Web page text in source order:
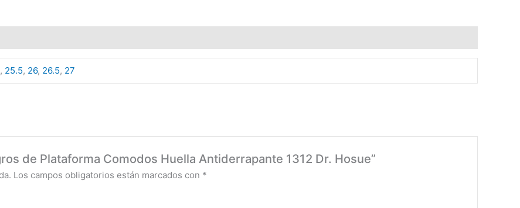
, 25.5, 26, 26.5, 27
de Plataforma Comodos Huella Antiderrapante 1312 Dr. Hosue”
Los campos obligatorios están marcados con *